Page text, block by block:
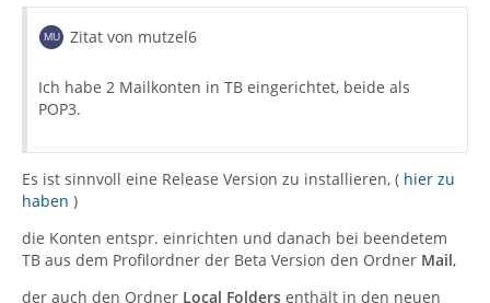
Zitat von mutzel6
Ich habe 2 Mailkonten in TB eingerichtet, beide als
POP3.
Es ist sinnvoll eine Release Version zu installieren, ( hier zu
haben )
die Konten entspr. einrichten und danach bei beendetem
TB aus dem Profilordner der Beta Version den Ordner Mail,
der auch den Ordner Local Folders enthält in den neuen